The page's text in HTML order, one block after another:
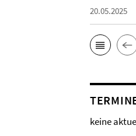
20.05.2025
keine